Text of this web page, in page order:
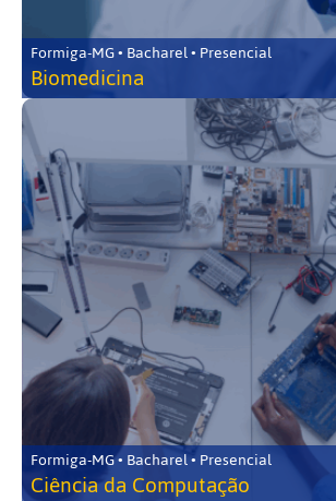
Formiga-MG • Bacharel • Presencial
Biomedicina
Formiga-MG • Bacharel • Presencial
Ciência da Computação